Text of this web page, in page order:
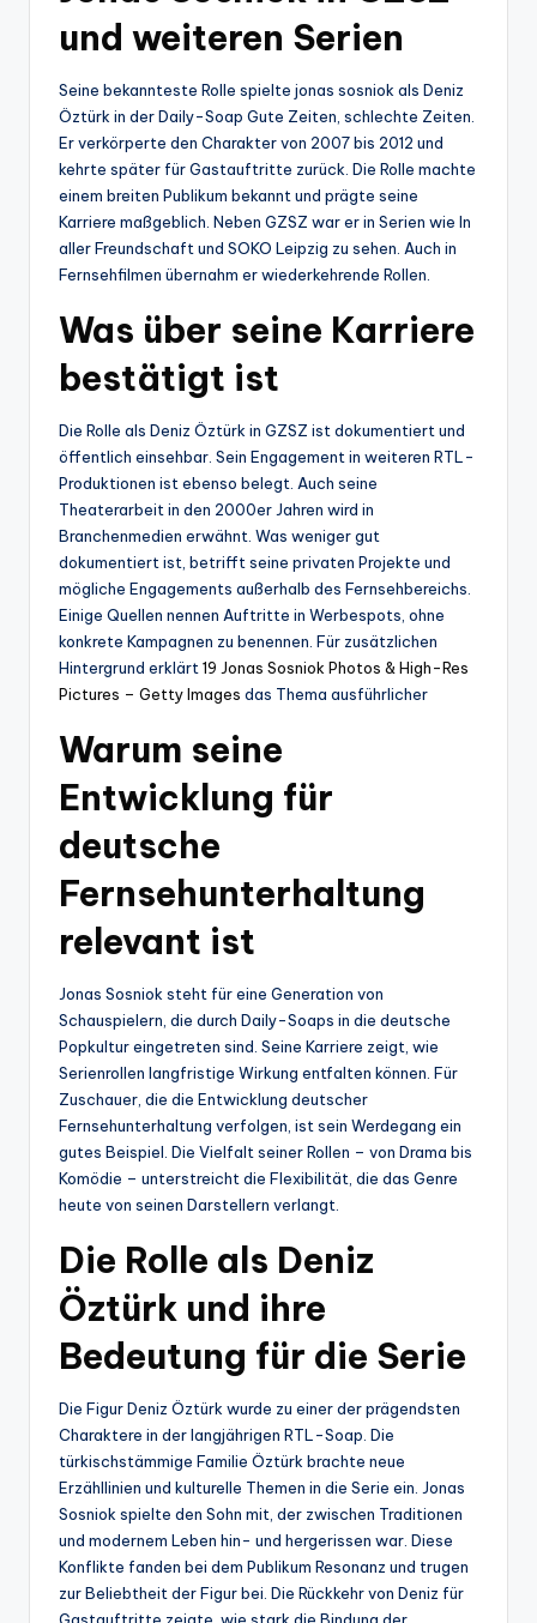
und weiteren Serien
Seine bekannteste Rolle spielte jonas sosniok als Deniz
Öztürk in der Daily-Soap Gute Zeiten, schlechte Zeiten.
Er verkörperte den Charakter von 2007 bis 2012 und
kehrte später für Gastauftritte zurück. Die Rolle machte
einem breiten Publikum bekannt und prägte seine
Karriere maßgeblich. Neben GZSZ war er in Serien wie In
aller Freundschaft und SOKO Leipzig zu sehen. Auch in
Fernsehfilmen übernahm er wiederkehrende Rollen.
Was über seine Karriere
bestätigt ist
Die Rolle als Deniz Öztürk in GZSZ ist dokumentiert und
öffentlich einsehbar. Sein Engagement in weiteren RTL-
Produktionen ist ebenso belegt. Auch seine
Theaterarbeit in den 2000er Jahren wird in
Branchenmedien erwähnt. Was weniger gut
dokumentiert ist, betrifft seine privaten Projekte und
mögliche Engagements außerhalb des Fernsehbereichs.
Einige Quellen nennen Auftritte in Werbespots, ohne
konkrete Kampagnen zu benennen. Für zusätzlichen
Hintergrund erklärt 19 Jonas Sosniok Photos & High-Res
Pictures – Getty Images das Thema ausführlicher
Warum seine
Entwicklung für
deutsche
Fernsehunterhaltung
relevant ist
Jonas Sosniok steht für eine Generation von
Schauspielern, die durch Daily-Soaps in die deutsche
Popkultur eingetreten sind. Seine Karriere zeigt, wie
Serienrollen langfristige Wirkung entfalten können. Für
Zuschauer, die die Entwicklung deutscher
Fernsehunterhaltung verfolgen, ist sein Werdegang ein
gutes Beispiel. Die Vielfalt seiner Rollen – von Drama bis
Komödie – unterstreicht die Flexibilität, die das Genre
heute von seinen Darstellern verlangt.
Die Rolle als Deniz
Öztürk und ihre
Bedeutung für die Serie
Die Figur Deniz Öztürk wurde zu einer der prägendsten
Charaktere in der langjährigen RTL-Soap. Die
türkischstämmige Familie Öztürk brachte neue
Erzähllinien und kulturelle Themen in die Serie ein. Jonas
Sosniok spielte den Sohn mit, der zwischen Traditionen
und modernem Leben hin- und hergerissen war. Diese
Konflikte fanden bei dem Publikum Resonanz und trugen
zur Beliebtheit der Figur bei. Die Rückkehr von Deniz für
Gastauftritte zeigte, wie stark die Bindung der